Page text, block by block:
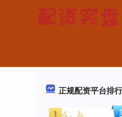
正规配资平台排行